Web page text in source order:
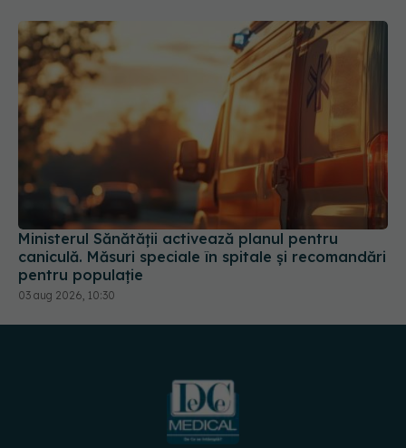
Ministerul Sănătății activează planul pentru
caniculă. Măsuri speciale în spitale și recomandări
pentru populație
03 aug 2026, 10:30